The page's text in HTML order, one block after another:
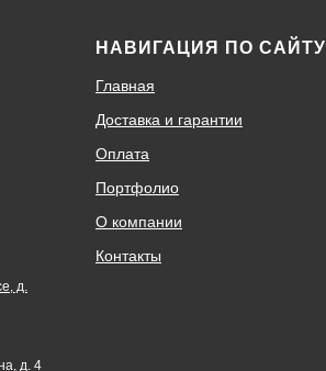
д.
д. 4
НАВИГАЦИЯ ПО САЙТУ
Главная
Доставка и гарантии
Оплата
Портфолио
О компании
Контакты